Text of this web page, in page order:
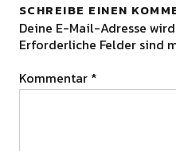
SCHREIBE EINEN
Deine E-Mail-Adresse
Erforderliche Felder sind
Kommentar *